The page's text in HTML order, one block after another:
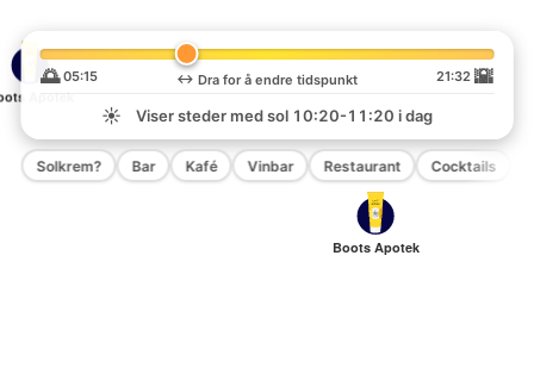
Boots Apotek
Apotek
🌅 05:15 ↔️ Dra for å endre tidspunkt 21:32 🌇
☀️
Viser steder med sol 10:20-11:20 i dag
Solkrem? Bar Kafé Vinbar Restaurant Cocktails